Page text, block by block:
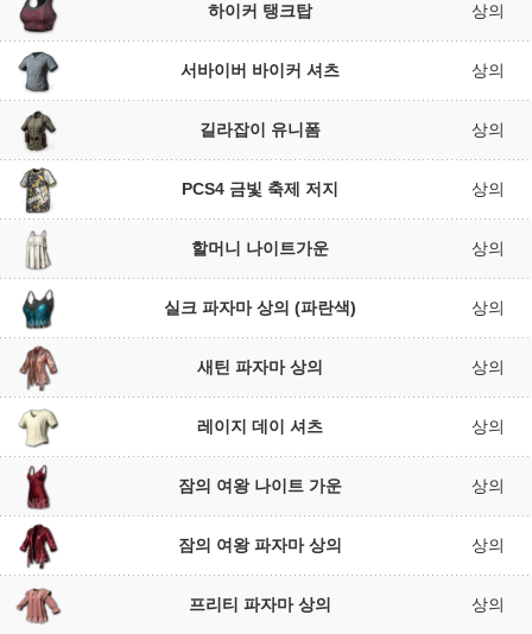
하이커 탱크탑 상의
서바이버 바이커 셔츠 상의
길라잡이 유니폼 상의
PCS4 금빛 축제 저지 상의
할머니 나이트가운 상의
실크 파자마 상의 (파란색) 상의
새틴 파자마 상의 상의
레이지 데이 셔츠 상의
잠의 여왕 나이트 가운 상의
잠의 여왕 파자마 상의 상의
프리티 파자마 상의 상의